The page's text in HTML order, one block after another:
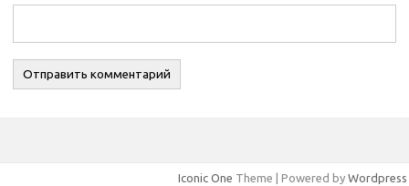
Iconic One Theme | Powered by Wordpress